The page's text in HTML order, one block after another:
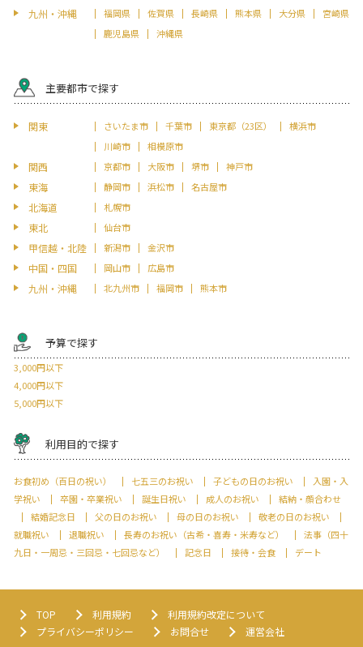
九州・沖縄 福岡県 佐賀県 長崎県 熊本県 大分県
宮崎県
鹿児島県
沖縄県
主要都市で探す
関東 さいたま市 千葉市 東京都（23区）
横浜市
川崎市
相模原市
関西 京都市 大阪市 堺市 神戸市
東海 静岡市 浜松市 名古屋市
北海道 札幌市
東北 仙台市
甲信越・北陸 新潟市 金沢市
中国・四国 岡山市 広島市
九州・沖縄 北九州市 福岡市 熊本市
予算で探す
3,000円以下
4,000円以下
5,000円以下
利用目的で探す
お食初め（百日の祝い） 七五三のお祝い 子どもの日のお祝い
入園・入
学祝い
卒園・卒業祝い 誕生日祝い 成人のお祝い
結納・顔合わせ
結婚記念日
父の日のお祝い 母の日のお祝い
敬老の日のお祝い
就職祝い
退職祝い 長寿のお祝い（古希・喜寿・米寿など）
法事（四十
九日・一周忌・三回忌・七回忌など）
記念日 接待・会食 デート
TOP 利用規約
利用規約改定について
プライバシーポリシー
お問合せ 運営会社